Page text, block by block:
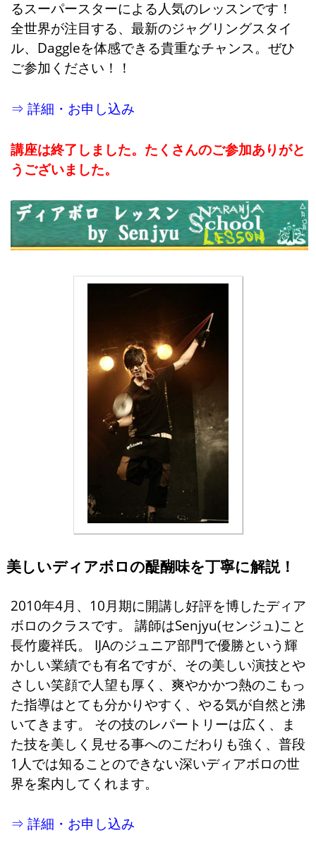
るスーパースターによる人気のレッスンです！
全世界が注目する、最新のジャグリングスタイ
ル、Daggleを体感できる貴重なチャンス。ぜひ
ご参加ください！！
⇒ 詳細・お申し込み
講座は終了しました。たくさんのご参加ありがと
うございました。
美しいディアボロの醍醐味を丁寧に解説！
2010年4月、10月期に開講し好評を博したディア
ボロのクラスです。 講師はSenjyu(センジュ)こと
長竹慶祥氏。 IJAのジュニア部門で優勝という輝
かしい業績でも有名ですが、その美しい演技とや
さしい笑顔で人望も厚く、爽やかかつ熱のこもっ
た指導はとても分かりやすく、やる気が自然と沸
いてきます。 その技のレパートリーは広く、ま
た技を美しく見せる事へのこだわりも強く、普段
1人では知ることのできない深いディアボロの世
界を案内してくれます。
⇒ 詳細・お申し込み